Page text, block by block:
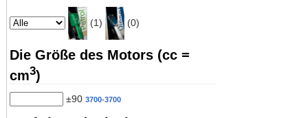
(1) (0)
Die Größe des Motors (cc =
cm3)
±90 3700-3700